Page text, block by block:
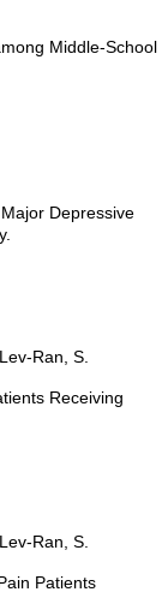
Middle-School
Depressive
Ran, S.
Receiving
Ran, S.
Patients